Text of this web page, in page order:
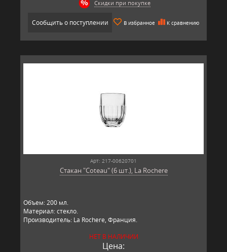
Скидки при покупке
Сообщить о поступлении В избранное К сравнению
Арт: 217-00620701
Стакан "Coteau" (6 шт.), La Rochere
Объем: 200 мл.
Материал: стекло.
Производитель: La Rochere, Франция.
НЕТ В НАЛИЧИИ
Цена: